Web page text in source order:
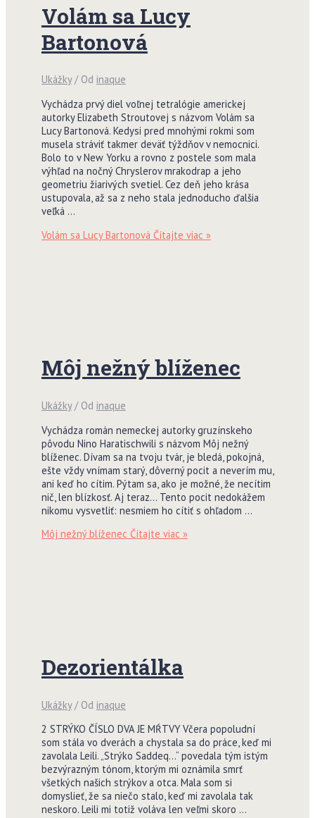
Volám sa Lucy
Bartonová
Ukážky/ Od inaque
Vychádza prvý diel voľnej tetralógie americkej
autorky Elizabeth Stroutovej s názvom Volám sa
Lucy Bartonová. Kedysi pred mnohými rokmi som
musela stráviť takmer deväť týždňov v nemocnici.
Bolo to v New Yorku a rovno z postele som mala
výhľad na nočný Chryslerov mrakodrap a jeho
geometriu žiarivých svetiel. Cez deň jeho krása
ustupovala, až sa z neho stala jednoducho ďalšia
veľká …
Volám sa Lucy Bartonová Čítajte viac »
Môj nežný blíženec
Ukážky/ Od inaque
Vychádza román nemeckej autorky gruzínskeho
pôvodu Nino Haratischwili s názvom Môj nežný
blíženec. Dívam sa na tvoju tvár, je bledá, pokojná,
ešte vždy vnímam starý, dôverný pocit a neverím mu,
ani keď ho cítim. Pýtam sa, ako je možné, že necítim
nič, len blízkosť. Aj teraz… Tento pocit nedokážem
nikomu vysvetliť: nesmiem ho cítiť s ohľadom …
Môj nežný blíženec Čítajte viac »
Dezorientálka
Ukážky/ Od inaque
2 STRÝKO ČÍSLO DVA JE MŔTVY Včera popoludní
som stála vo dverách a chystala sa do práce, keď mi
zavolala Leili. „Strýko Saddeq…“ povedala tým istým
bezvýrazným tónom, ktorým mi oznámila smrť
všetkých našich strýkov a otca. Mala som si
domyslieť, že sa niečo stalo, keď mi zavolala tak
neskoro. Leili mi totiž voláva len veľmi skoro …